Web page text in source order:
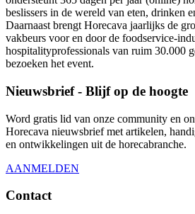
beslissers in de wereld van eten, drinken
Daarnaast brengt Horecava jaarlijks de
vakbeurs voor en door de foodservice-
hospitalityprofessionals van ruim 30.000
bezoeken het event.
Nieuwsbrief - Blijf op de hoogte
Word gratis lid van onze community en
Horecava nieuwsbrief met artikelen,
en ontwikkelingen uit de horecabranche.
AANMELDEN
Contact